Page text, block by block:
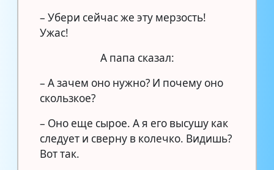
– Убери сейчас же эту мерзость!
Ужас!
А папа сказал:
– А зачем оно нужно? И почему оно
скользкое?
– Оно еще сырое. А я его высушу как
следует и сверну в колечко. Видишь?
Вот так.